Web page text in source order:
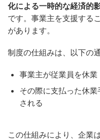
化による一時的な経済的
です。事業主を支援する
があります。
制度の仕組みは、以下の
事業主が従業員を休
その際に支払った休
される
この仕組みにより、企業